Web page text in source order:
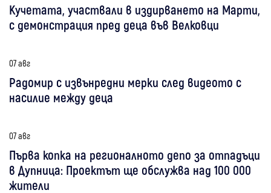
Кучетата, участвали в издирването на Марти,
с демонстрация пред деца във Велковци
07 авг
Радомир с извънредни мерки след видеото с
насилие между деца
07 авг
Първа копка на регионалното депо за отпадъци
в Дупница: Проектът ще обслужва над 100 000
жители